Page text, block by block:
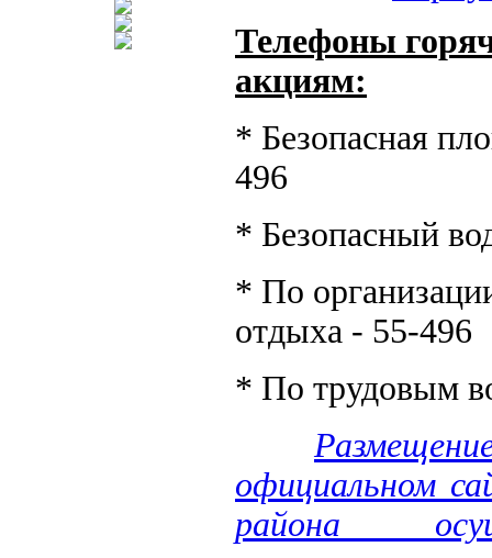
Телефоны
акциям:
* Безопасная
496
* Безопасный
* По
отдыха - 55-496
* По трудовым
официальном
района